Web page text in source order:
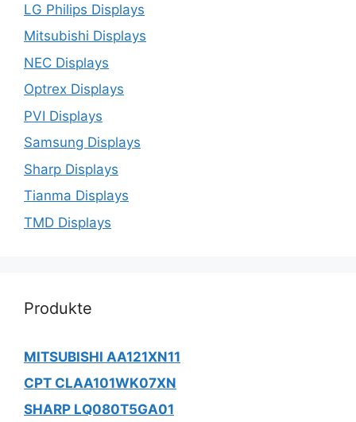
LG Philips Displays
Mitsubishi Displays
NEC Displays
Optrex Displays
PVI Displays
Samsung Displays
Sharp Displays
Tianma Displays
TMD Displays
Produkte
MITSUBISHI AA121XN11
CPT CLAA101WK07XN
SHARP LQ080T5GA01